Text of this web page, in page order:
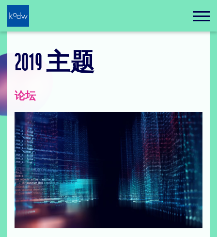
2019 主题
论坛